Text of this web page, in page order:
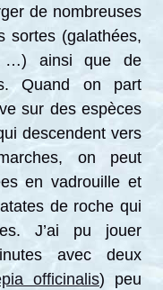
de nombreuses
sortes (galathées,
…) ainsi que de
Quand on part
sur des espèces
descendent vers
on peut
en vadrouille et
de roche qui
J’ai pu jouer
avec deux
officinalis) peu